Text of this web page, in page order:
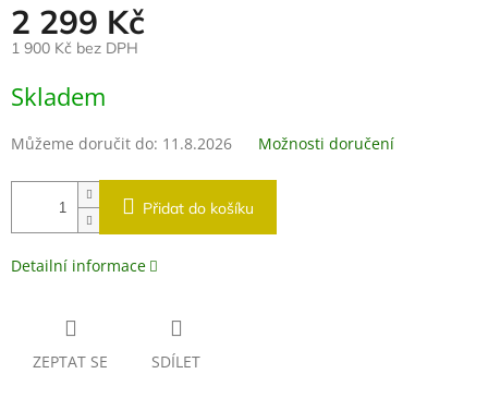
2 299 Kč
1 900 Kč bez DPH
cena:
Skladem
Můžeme doručit do: 11.8.2026 Možnosti doručení
Přidat do košíku
Detailní informace
ZEPTAT SE SDÍLET